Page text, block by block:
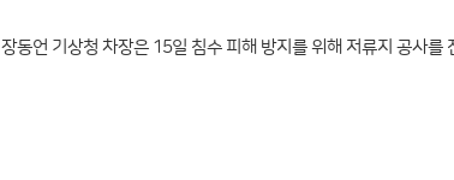
장동언 기상청 차장은 15일 침수 피해 방지를 위해 저류지 공사